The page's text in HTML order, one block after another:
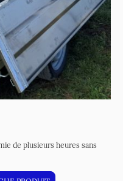
de plusieurs heures sans